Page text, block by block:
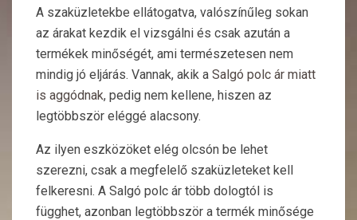
A szaküzletekbe ellátogatva, valószínűleg sokan
az árakat kezdik el vizsgálni és csak azután a
termékek minőségét, ami természetesen nem
mindig jó eljárás. Vannak, akik a Salgó polc ár miatt
is aggódnak, pedig nem kellene, hiszen az
legtöbbször eléggé alacsony.
Az ilyen eszközöket elég olcsón be lehet
szerezni, csak a megfelelő szaküzleteket kell
felkeresni. A Salgó polc ár több dologtól is
függhet, azonban legtöbbször a termék minősége